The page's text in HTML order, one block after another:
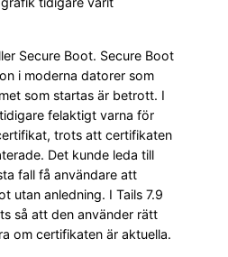
Secure Boot. Secure Boot
i moderna datorer som
som startas är betrott. I
felaktigt varna för
trots att certifikaten
Det kunde leda till
fall få användare att
utan anledning. I Tails 7.9
så att den använder rätt
om certifikaten är aktuella.